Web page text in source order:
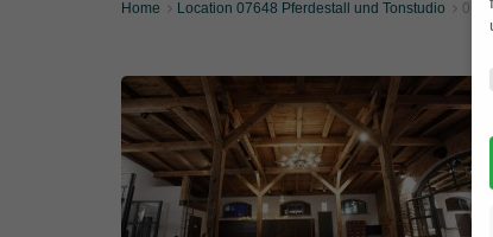
Home  Location 07648 Pferdestall und Tonstudio 